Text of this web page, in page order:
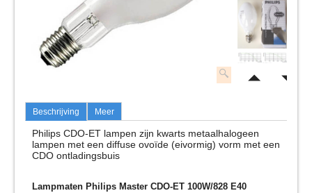
Beschrijving Meer
Philips CDO-ET lampen zijn kwarts metaalhalogeen
lampen met een diffuse ovoïde (eivormig) vorm met een
CDO ontladingsbuis
Lampmaten Philips Master CDO-ET 100W/828 E40